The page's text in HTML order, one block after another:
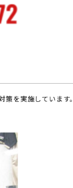
を実施しています。